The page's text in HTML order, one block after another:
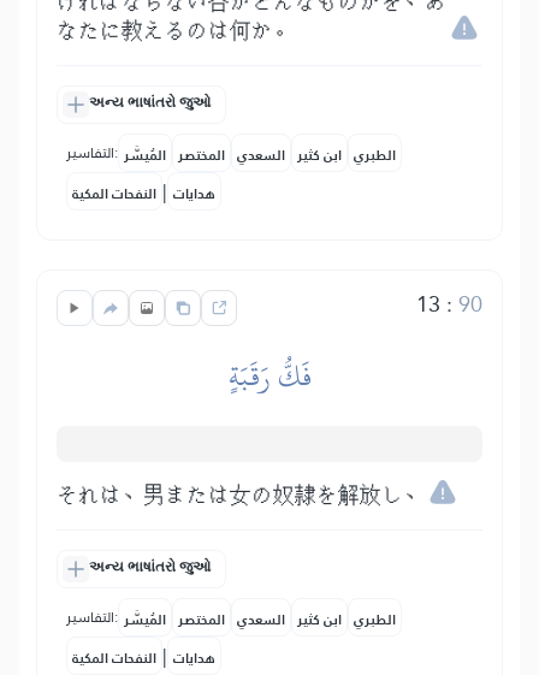
なたに教えるのは何か。
અન્ય ભાષાંતરો જુઓ
التفاسير: المُيسَّر المختصر السعدي ابن كثير الطبري
النفحات المكية | هدايات
13 :90
فَكُّ رَقَبَةٍ
それは、男または女の奴隷を解放し、
અન્ય ભાષાંતરો જુઓ
التفاسير: المُيسَّر المختصر السعدي ابن كثير الطبري
النفحات المكية | هدايات